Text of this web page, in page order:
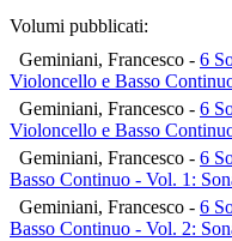
Volumi pubblicati:
Geminiani, Francesco - 6
Violoncello e Basso
Geminiani, Francesco - 6
Violoncello e Basso
Geminiani, Francesco - 6
Basso Continuo - Vol. 1:
Geminiani, Francesco - 6
Basso Continuo - Vol. 2: